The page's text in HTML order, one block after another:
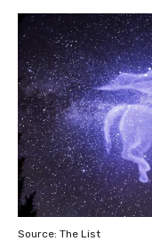
Source: The List